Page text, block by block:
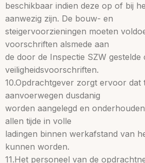
beschikbaar indien deze op of bij
aanwezig zijn. De bouw- en
steigervoorzieningen moeten
voorschriften alsmede aan
de door de Inspectie SZW gestelde
veiligheidsvoorschriften.
10.Opdrachtgever zorgt ervoor dat
aanvoerwegen dusdanig
worden aangelegd en
allen tijde in volle
ladingen binnen werkafstand van
kunnen worden.
11.Het personeel van de